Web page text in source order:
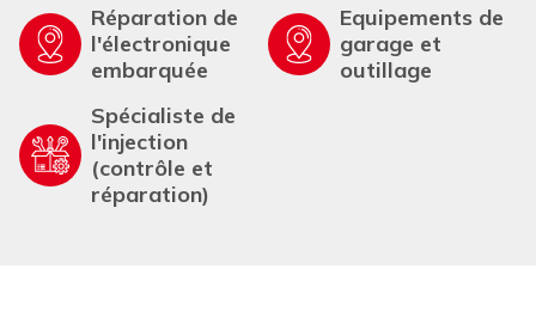
Réparation de
l'électronique
embarquée
Equipements de
garage et
outillage
Spécialiste de
l'injection
(contrôle et
réparation)